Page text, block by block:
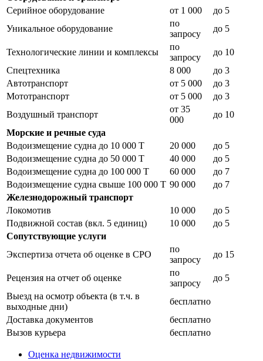
Серийное оборудование
от 1 000
до 5
Уникальное оборудование
по
запросу
до 5
Технологические линии и комплексы
по
запросу
до 10
Спецтехника
8 000
до 3
Автотранспорт
от 5 000
до 3
Мототранспорт
от 5 000
до 3
Воздушный транспорт
от 35
000
до 10
Морские и речные суда
Водоизмещение судна до 10 000 Т
20 000
до 5
Водоизмещение судна до 50 000 Т
40 000
до 5
Водоизмещение судна до 100 000 Т
60 000
до 7
Водоизмещение судна свыше 100 000 Т 90 000
до 7
Железнодорожный транспорт
Локомотив
10 000
до 5
Подвижной состав (вкл. 5 единиц)
10 000
до 5
Сопутствующие услуги
Экспертиза отчета об оценке в СРО
по
запросу
до 15
Рецензия на отчет об оценке
по
запросу
до 5
Выезд на осмотр объекта (в т.ч. в
выходные дни)
бесплатно
Доставка документов
бесплатно
Вызов курьера
бесплатно
Оценка недвижимости